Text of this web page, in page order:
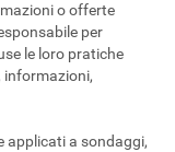
o offerte
per
le loro pratiche
informazioni,
applicati a sondaggi,